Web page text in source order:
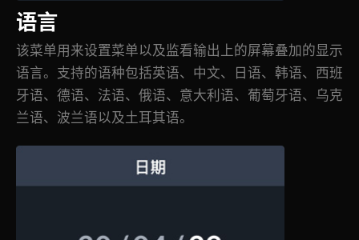
语言
该菜单用来设置菜单以及监看输出上的屏幕叠加的显示
语言。支持的语种包括英语、中文、日语、韩语、西班
牙语、德语、法语、俄语、意大利语、葡萄牙语、乌克
兰语、波兰语以及土耳其语。